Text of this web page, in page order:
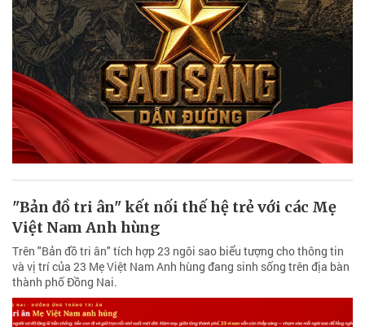
"Bản đồ tri ân" kết nối thế hệ trẻ với các Mẹ
Việt Nam Anh hùng
Trên "Bản đồ tri ân" tích hợp 23 ngôi sao biểu tượng cho thông tin
và vị trí của 23 Mẹ Việt Nam Anh hùng đang sinh sống trên địa bàn
thành phố Đồng Nai.